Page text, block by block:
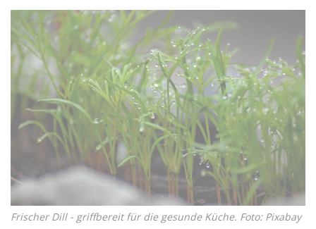
Frischer Dill - griffbereit für die gesunde Küche. Foto: Pixabay